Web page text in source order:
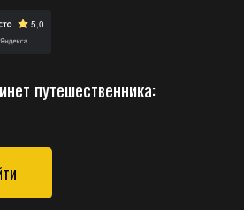
путешественника: